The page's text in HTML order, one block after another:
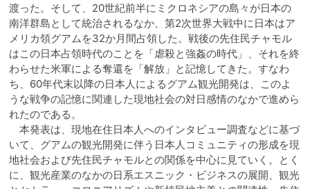
渡った。そして、20世紀前半にミクロネシアの島々が日本の
南洋群島として統治されるなか、第2次世界大戦中に日本はア
メリカ領グアムを32か月間占領した。戦後の先住民チャモル
はこの日本占領時代のことを「虐殺と強姦の時代」、それを終
わらせた米軍による奪還を「解放」と記憶してきた。すなわ
ち、60年代末以降の日本人によるグアム観光開発は、このよ
うな戦争の記憶に関連した現地社会の対日感情のなかで進めら
れたのである。
本発表は、現地在住日本人へのインタビュー調査などに基づ
いて、グアムの観光開発に伴う日本人コミュニティの形成を現
地社会および先住民チャモルとの関係を中心に見ていく。とく
に、観光産業のなかの日系エスニック・ビジネスの展開、観光